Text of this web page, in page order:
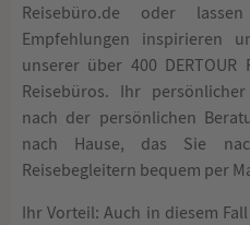
Reisebüro.de oder
Empfehlungen inspirieren
unserer über 400 DERTOUR
Reisebüros. Ihr
nach der persönlichen
nach Hause, das Sie
Reisebegleitern bequem per
Ihr Vorteil: Auch in diesem